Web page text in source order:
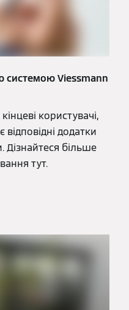
системою Viessmann
користувачі,
додатки
Дізнайтеся більше
тут.